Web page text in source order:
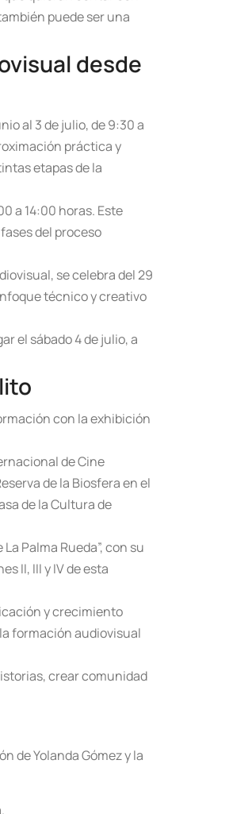
puede ser una
desde
al 3 de julio, de 9:30 a
práctica y
etapas de la
a 14:00 horas. Este
del proceso
se celebra del 29
técnico y creativo
el sábado 4 de julio, a
con la exhibición
de Cine
de la Biosfera en el
de la Cultura de
Palma Rueda”, con su
II, III y IV de esta
y crecimiento
formación audiovisual
crear comunidad
de Yolanda Gómez y la